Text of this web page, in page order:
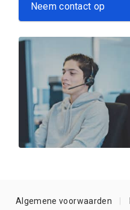
Neem contact op
Algemene voorwaarden